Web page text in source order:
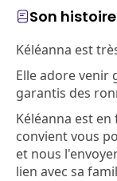
Son histoire
Kéléanna est
Elle adore venir
garantis des
Kéléanna est
convient vous
et nous
lien avec sa